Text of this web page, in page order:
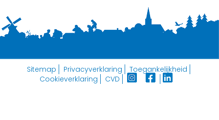
Sitemap Privacyverklaring
Toegankelijkheid
Cookieverklaring
CVD